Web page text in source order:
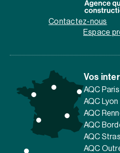
Contactez-nous
Espace
Vos
AQC Paris
AQC Lyon
AQC
AQC
AQC
AQC